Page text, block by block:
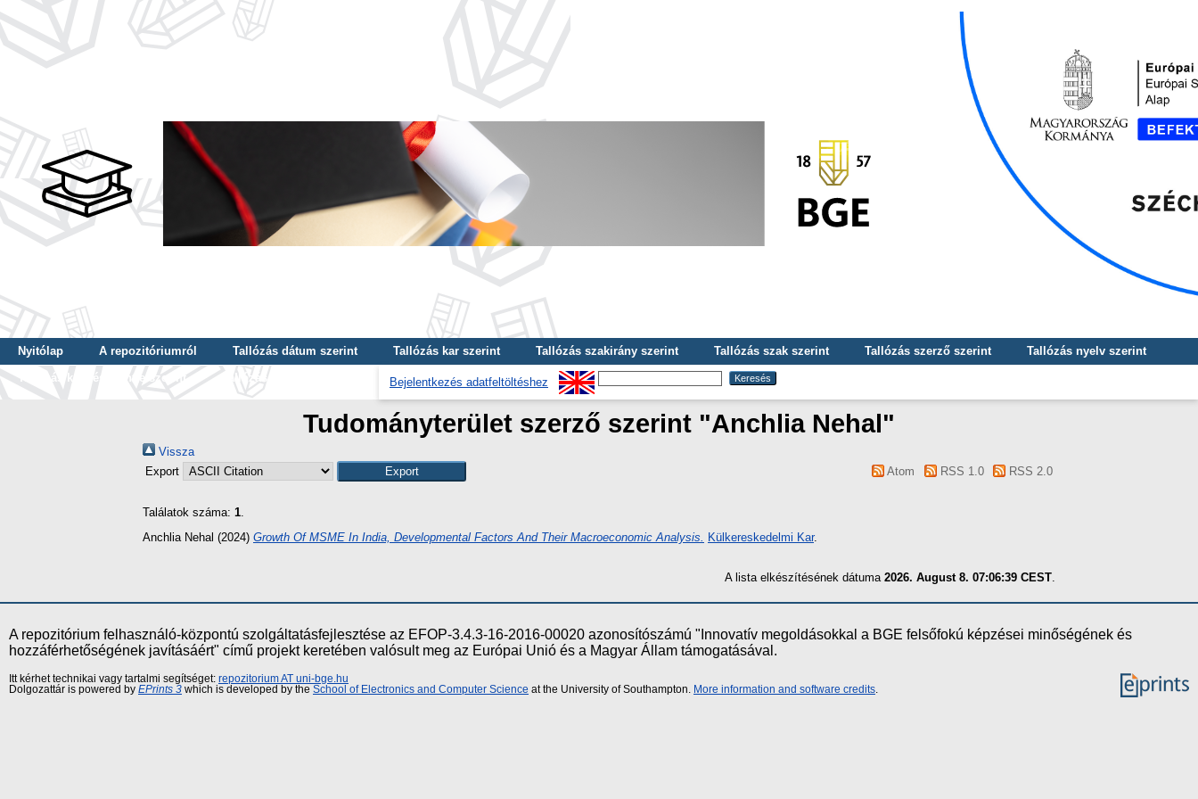
Nyitólap A repozitóriumról Tallózás dátum szerint Tallózás kar szerint Tallózás szakirány szerint Tallózás szak szerint Tallózás szerző szerint
Tallózás nyelv szerint
Tallózás képzés szintje szerint
Tallózás kulcsszó szerint Bejelentkezés adatfeltöltéshez
Tudományterület szerző szerint "Anchlia Nehal"
Vissza
Export
Atom RSS 1.0 RSS 2.0
Találatok száma: 1.
Anchlia Nehal (2024) Growth Of MSME In India, Developmental Factors And Their Macroeconomic Analysis. Külkereskedelmi Kar.
A lista elkészítésének dátuma 2026. August 8. 07:06:39 CEST
A repozitórium felhasználó-központú szolgáltatásfejlesztése az EFOP-3.4.3-16-2016-00020 azonosítószámú "Innovatív megoldásokkal a BGE felsőfokú képzései minőségének és
hozzáférhetőségének javításáért" című projekt keretében valósult meg az Európai Unió és a Magyar Állam támogatásával.
Itt kérhet technikai vagy tartalmi segítséget: repozitorium AT uni-bge.hu
Dolgozattár is powered by EPrints 3 which is developed by the School of Electronics and Computer Science at the University of Southampton. More information and software credits